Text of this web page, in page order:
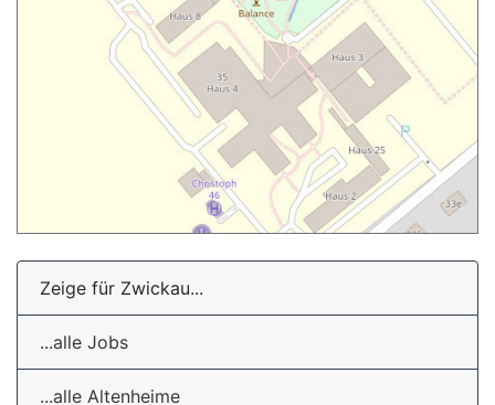
Zeige für Zwickau...
...alle Jobs
...alle Altenheime